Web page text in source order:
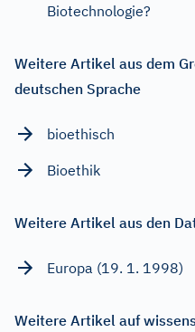
Biotechnologie?
Weitere Artikel aus dem
deutschen Sprache
bioethisch
Bioethik
Weitere Artikel aus den
Europa (19. 1. 1998)
Weitere Artikel auf